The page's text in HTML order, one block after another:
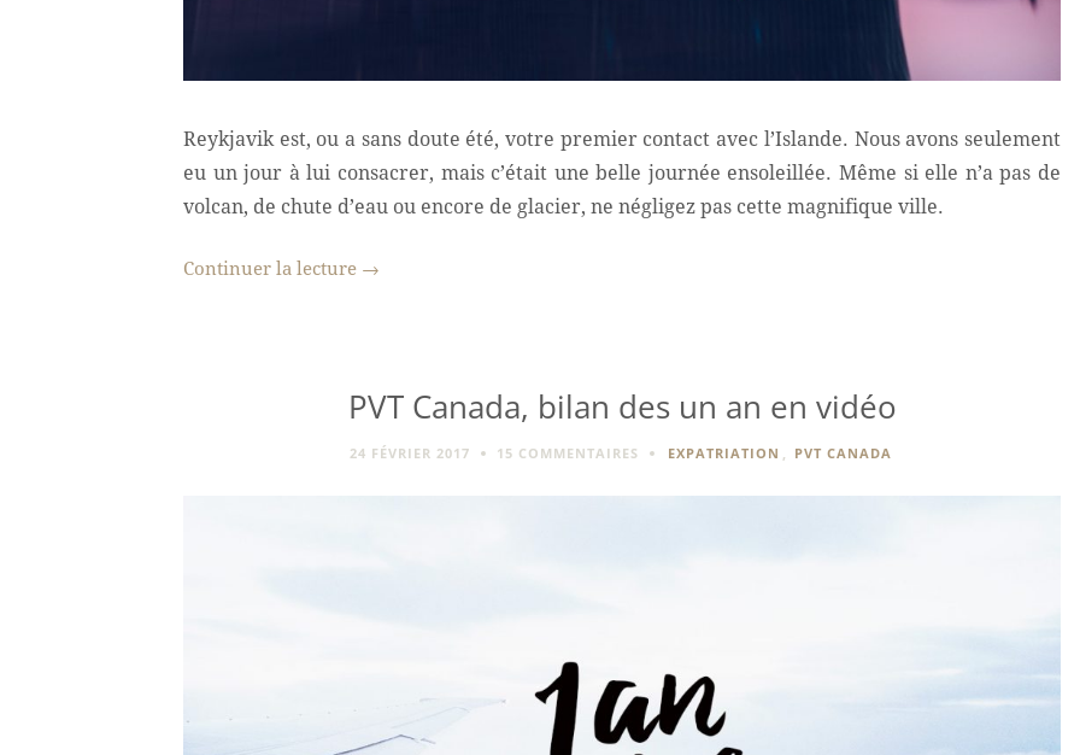
Reykjavik est, ou a sans doute été, votre premier contact avec l’Islande. Nous avons seulement
eu un jour à lui consacrer, mais c’était une belle journée ensoleillée. Même si elle n’a pas de
volcan, de chute d’eau ou encore de glacier, ne négligez pas cette magnifique ville.
Continuer la lecture →
PVT Canada, bilan des un an en vidéo
24 FÉVRIER 2017 15 COMMENTAIRES EXPATRIATION , PVT CANADA